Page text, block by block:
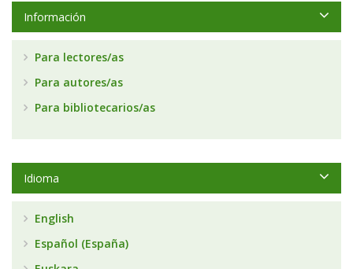
Información
Para lectores/as
Para autores/as
Para bibliotecarios/as
Idioma
English
Español (España)